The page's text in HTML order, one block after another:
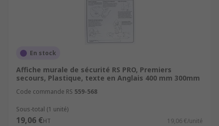
En stock
Affiche murale de sécurité RS PRO, Premiers
secours, Plastique, texte en Anglais 400 mm 300mm
Code commande RS 559-568
Sous-total (1 unité)
19,06 €HT 19,06 €/unité